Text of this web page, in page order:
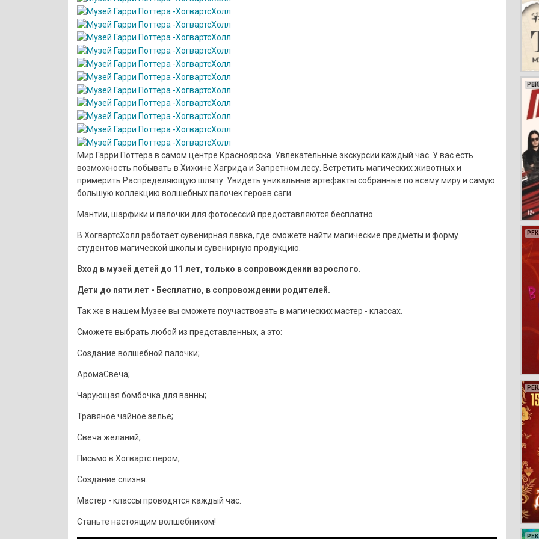
Мир Гарри Поттера в самом центре Красноярска. Увлекательные экскурсии каждый час. У вас есть
возможность побывать в Хижине Хагрида и Запретном лесу. Встретить магических животных и
примерить Распределяющую шляпу. Увидеть уникальные артефакты собранные по всему миру и самую
большую коллекцию волшебных палочек героев саги.
Мантии, шарфики и палочки для фотосессий предоставляются бесплатно.
В ХогвартсХолл работает сувенирная лавка, где сможете найти магические предметы и форму
студентов магической школы и сувенирную продукцию.
Вход в музей детей до 11 лет, только в сопровождении взрослого.
Дети до пяти лет - Бесплатно, в сопровождении родителей.
Так же в нашем Музее вы сможете поучаствовать в магических мастер - классах.
Сможете выбрать любой из представленных, а это:
Создание волшебной палочки;
АромаСвеча;
Чарующая бомбочка для ванны;
Травяное чайное зелье;
Свеча желаний;
Письмо в Хогвартс пером;
Создание слизня.
Мастер - классы проводятся каждый час.
Станьте настоящим волшебником!